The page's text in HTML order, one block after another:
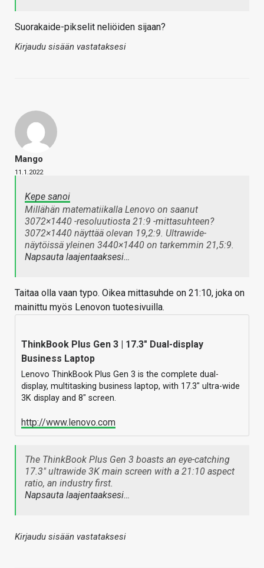
Suorakaide-pikselit neliöiden sijaan?
Kirjaudu sisään vastataksesi
Mango
11.1.2022
Kepe sanoi
Millähän matematiikalla Lenovo on saanut
3072×1440 -resoluutiosta 21:9 -mittasuhteen?
3072×1440 näyttää olevan 19,2:9. Ultrawide-
näytöissä yleinen 3440×1440 on tarkemmin 21,5:9.
Napsauta laajentaaksesi…
Taitaa olla vaan typo. Oikea mittasuhde on 21:10, joka on
mainittu myös Lenovon tuotesivuilla.
ThinkBook Plus Gen 3 | 17.3" Dual-display
Business Laptop
Lenovo ThinkBook Plus Gen 3 is the complete dual-
display, multitasking business laptop, with 17.3" ultra-wide
3K display and 8" screen.
http://www.lenovo.com
The ThinkBook Plus Gen 3 boasts an eye-catching
17.3" ultrawide 3K main screen with a 21:10 aspect
ratio, an industry first.
Napsauta laajentaaksesi…
Kirjaudu sisään vastataksesi